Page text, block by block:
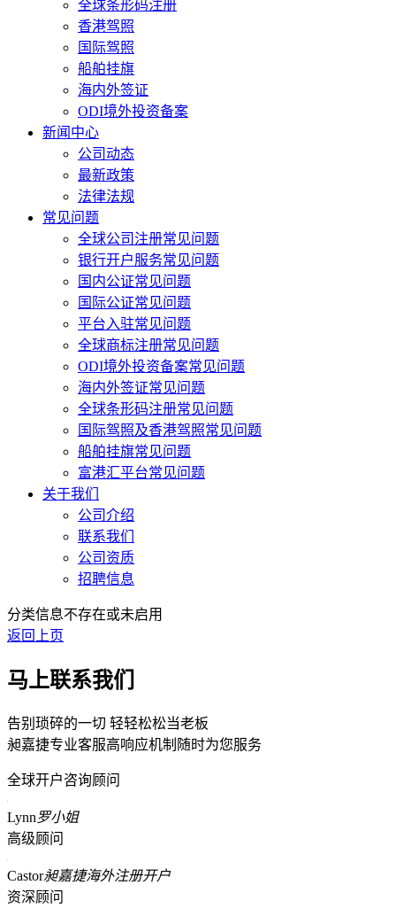
全球条形码注册
香港驾照
国际驾照
船舶挂旗
海内外签证
ODI境外投资备案
新闻中心
公司动态
最新政策
法律法规
常见问题
全球公司注册常见问题
银行开户服务常见问题
国内公证常见问题
国际公证常见问题
平台入驻常见问题
全球商标注册常见问题
ODI境外投资备案常见问题
海内外签证常见问题
全球条形码注册常见问题
国际驾照及香港驾照常见问题
船舶挂旗常见问题
富港汇平台常见问题
关于我们
公司介绍
联系我们
公司资质
招聘信息
分类信息不存在或未启用
返回上页
马上联系我们
告别琐碎的一切 轻轻松松当老板
昶嘉捷专业客服高响应机制随时为您服务
全球开户咨询顾问
Lynn罗小姐
高级顾问
Castor昶嘉捷海外注册开户
资深顾问